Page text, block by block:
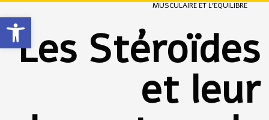
פתח
MUSCULAIRE ET L'ÉQUILIBRE
Les Stéroïdes
et leur